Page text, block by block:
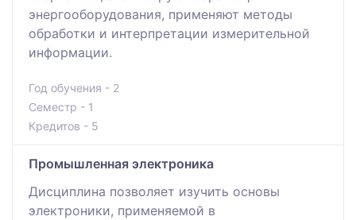
энергооборудования, применяют методы
обработки и интерпретации измерительной
информации.
Год обучения - 2
Семестр - 1
Кредитов - 5
Промышленная электроника
Дисциплина позволяет изучить основы
электроники, применяемой в